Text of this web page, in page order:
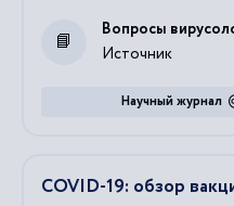
Источник
Вопросы
Научный журнал
COVID-19: обзор